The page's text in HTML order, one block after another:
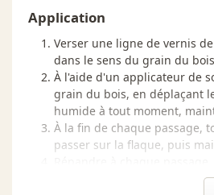
Application
Verser une ligne de vernis
dans le sens du grain du
À l'aide d'un applicateur de
grain du bois, en déplaçant
humide à tout moment,
À la fin de chaque passage,
passer sur la flaque, puis
les gouttes ne s'échappent